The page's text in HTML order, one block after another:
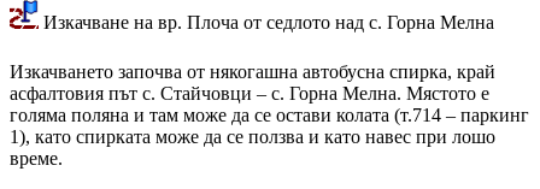
Изкачване на вр. Плоча от седлото над с. Горна Мелна
Изкачването започва от някогашна автобусна спирка, край
асфалтовия път с. Стайчовци – с. Горна Мелна. Мястото е
голяма поляна и там може да се остави колата (т.714 – паркинг
1), като спирката може да се ползва и като навес при лошо
време.